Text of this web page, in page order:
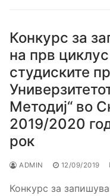
Конкурс за
на прв
студиските
Методиј“ во
2019/2020
рок
ADMIN 12/09/2019
Конкурс за